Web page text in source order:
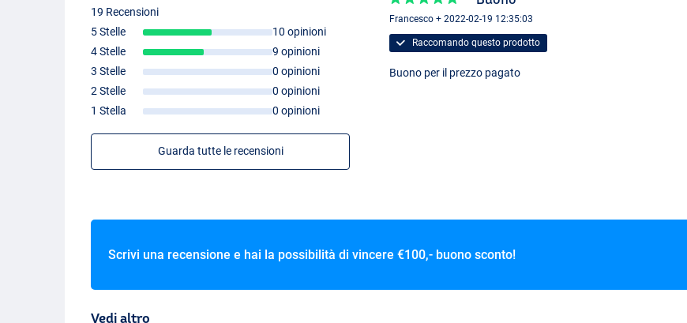
Daiwa Sweepfire E 2000C
– Peso: 230g
– Capacità bobina: 0.25mm/125m
– Velocità di recupero: 74cm per corsa
– Rapporto di trasmissione: 5.3:1
Daiwa Sweepfire E 2500C
– Modello: 2500
– Peso: 260g
Daiwa Sweepfire E 3000C
– Capacità bobina: 0.28mm/220m
19 Recensioni
5 Stelle
10 opinioni
4 Stelle
9 opinioni
3 Stelle
0 opinioni
2 Stelle
0 opinioni
1 Stella
0 opinioni
Guarda tutte le recensioni
Francesco + 2022-02-19 12:35:03
Raccomando questo prodotto
Buono per il prezzo pagato
Scrivi una recensione e hai la possibilità di vincere €100,- buono sconto!
Vedi altro